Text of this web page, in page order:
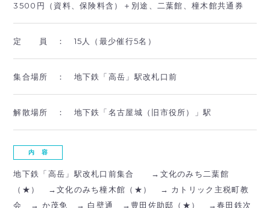
3500円（資料、保険料含）＋別途、二葉館、橦木館共通券
定 員 ： 15人（最少催行5名）
集合場所 ： 地下鉄「高岳」駅改札口前
解散場所 ： 地下鉄「名古屋城（旧市役所）」駅
内 容
地下鉄「高岳」駅改札口前集合 →文化のみち二葉館
（★） →文化のみち橦木館（★） → カトリック主税町教
会 → か茂免 → 白壁通 →豊田佐助邸（★） →春田鉄次